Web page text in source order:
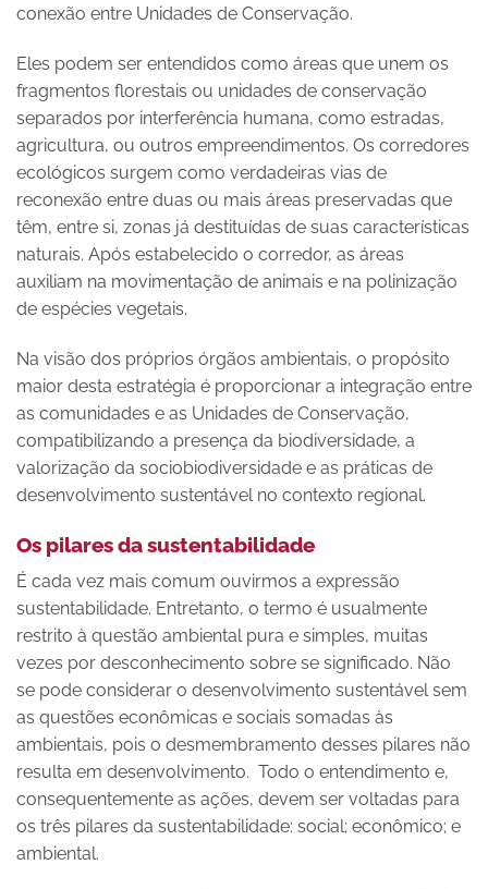
conexão entre Unidades de Conservação.
Eles podem ser entendidos como áreas que unem os
fragmentos florestais ou unidades de conservação
separados por interferência humana, como estradas,
agricultura, ou outros empreendimentos. Os corredores
ecológicos surgem como verdadeiras vias de
reconexão entre duas ou mais áreas preservadas que
têm, entre si, zonas já destituídas de suas características
naturais. Após estabelecido o corredor, as áreas
auxiliam na movimentação de animais e na polinização
de espécies vegetais.
Na visão dos próprios órgãos ambientais, o propósito
maior desta estratégia é proporcionar a integração entre
as comunidades e as Unidades de Conservação,
compatibilizando a presença da biodiversidade, a
valorização da sociobiodiversidade e as práticas de
desenvolvimento sustentável no contexto regional.
Os pilares da sustentabilidade
É cada vez mais comum ouvirmos a expressão
sustentabilidade. Entretanto, o termo é usualmente
restrito à questão ambiental pura e simples, muitas
vezes por desconhecimento sobre se significado. Não
se pode considerar o desenvolvimento sustentável sem
as questões econômicas e sociais somadas às
ambientais, pois o desmembramento desses pilares não
resulta em desenvolvimento. Todo o entendimento e,
consequentemente as ações, devem ser voltadas para
os três pilares da sustentabilidade: social; econômico; e
ambiental.